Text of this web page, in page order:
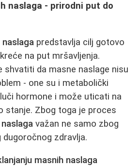
naslaga - prirodni put do
naslaga predstavlja cilj gotovo
na put mršavljenja.
shvatiti da masne naslage nisu
- one su i metabolički
hormone i može uticati na
stanje. Zbog toga je proces
važan ne samo zbog
dugoročnog zdravlja.
masnih naslaga